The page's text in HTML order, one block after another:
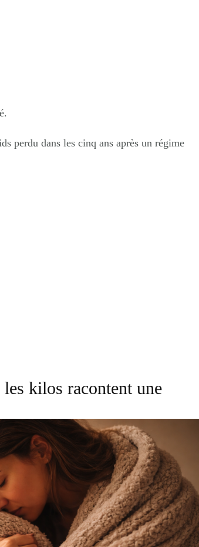
perdu dans les cinq ans après un régime
kilos racontent une